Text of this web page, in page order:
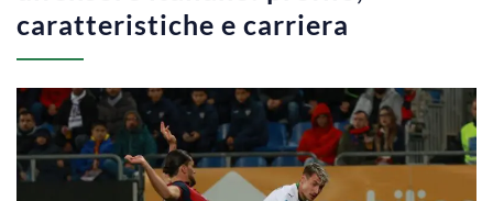
caratteristiche e carriera